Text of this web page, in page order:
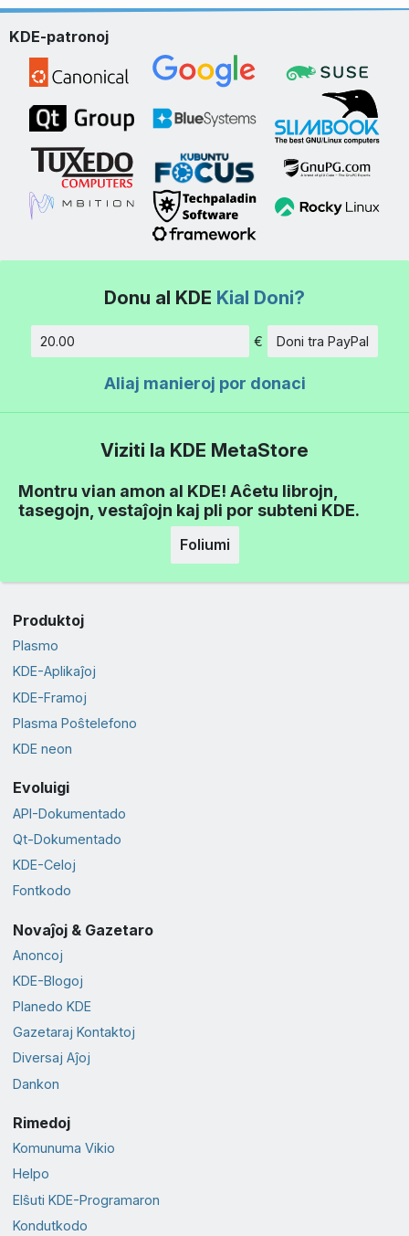
KDE-patronoj
Donu al KDE Kial Doni?
€ Doni tra PayPal
Aliaj manieroj por donaci
Viziti la KDE MetaStore
Montru vian amon al KDE! Aĉetu librojn,
tasegojn, vestaĵojn kaj pli por subteni KDE.
Foliumi
Produktoj
Plasmo
KDE-Aplikaĵoj
KDE-Framoj
Plasma Poŝtelefono
KDE neon
Evoluigi
API-Dokumentado
Qt-Dokumentado
KDE-Celoj
Fontkodo
Novaĵoj & Gazetaro
Anoncoj
KDE-Blogoj
Planedo KDE
Gazetaraj Kontaktoj
Diversaj Aĵoj
Dankon
Rimedoj
Komunuma Vikio
Helpo
Elŝuti KDE-Programaron
Kondutkodo